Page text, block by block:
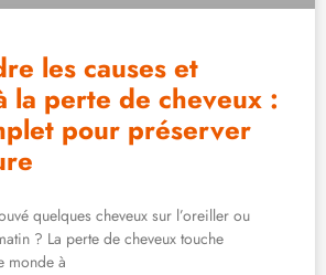
les causes et
la perte de cheveux :
pour préserver
quelques cheveux sur l’oreiller ou
? La perte de cheveux touche
monde à